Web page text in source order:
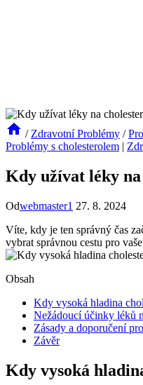
/ Zdravotní Problémy /
Problémy s cholesterolem |
Kdy užívat léky
Odwebmaster1 27. 8. 2024
Víte, kdy je ten správný čas
vybrat správnou cestu pro
Obsah
Kdy vysoká hladina
Nežádoucí účinky léků
Zásady a doporučení
Závěr
Kdy vysoká